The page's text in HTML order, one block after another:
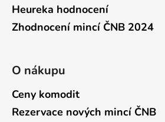
Heureka hodnocení
Zhodnocení mincí ČNB 2024
O nákupu
Ceny komodit
Rezervace nových mincí ČNB